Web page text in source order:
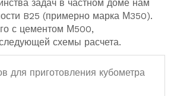
задач в частном доме нам
B25 (примерно марка М350).
с цементом М500,
схемы расчета.
для приготовления кубометра